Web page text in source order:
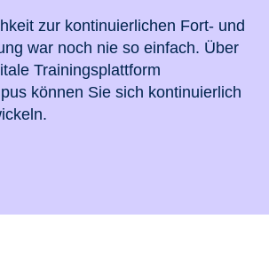
zur kontinuierlichen Fort- und
war noch nie so einfach. Über
Trainingsplattform
können Sie sich kontinuierlich